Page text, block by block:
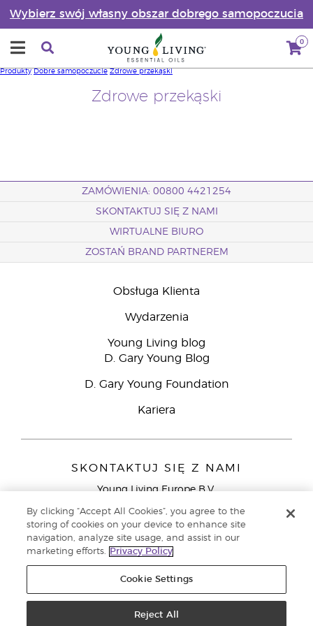
Wybierz swój własny obszar dobrego samopoczucia
0
Zdrowe przekąski
Produkty Dobre samopoczucie Zdrowe przekąski
ZAMÓWIENIA: 00800 4421254
SKONTAKTUJ SIĘ Z NAMI
WIRTUALNE BIURO
ZOSTAŃ BRAND PARTNEREM
Obsługa Klienta
Wydarzenia
Young Living blog
D. Gary Young Blog
D. Gary Young Foundation
Kariera
SKONTAKTUJ SIĘ Z NAMI
Young Living Europe B.V.
9727 AJ Groningen
Young Living Europe Ltd - Europejska siedziba
główna:+44 (0) 20 3935 9000
zastrzeżone. |Polityka prywatności
By clicking “Accept All Cookies”, you agree to the
storing of cookies on your device to enhance site
navigation, analyze site usage, and assist in our
marketing efforts.
Privacy Policy
Cookie Settings
Reject All